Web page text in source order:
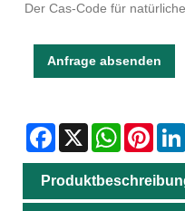
Der Cas-Code für
Anfrage absenden
Facebook
X WhatsApp